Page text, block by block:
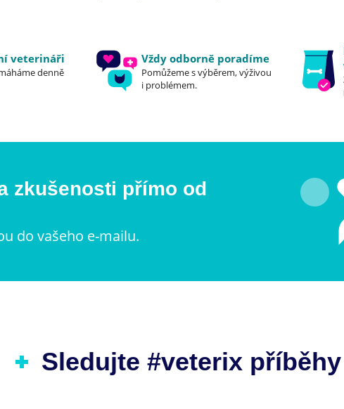
veterináři
denně
Vždy odborně poradíme
Pomůžeme s výběrem, výživou
i problémem.
zkušenosti přímo od
do vašeho e-mailu.
Sledujte #veterix